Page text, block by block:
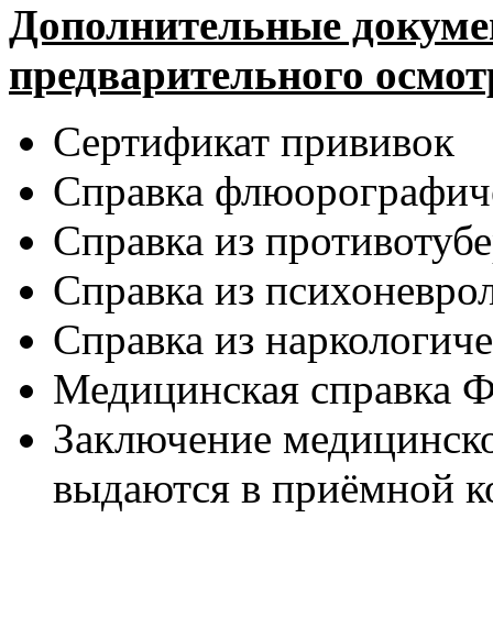
Дополнительные
предварительного
Сертификат прививок
Справка
Справка из
Справка из
Справка из
Медицинская справка
Заключение
выдаются в приёмной